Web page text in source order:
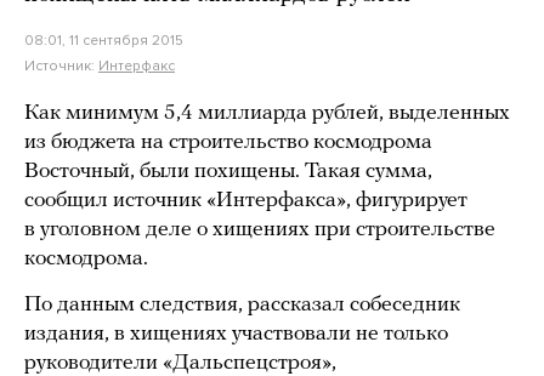
08:01, 11 сентября 2015
Источник: Интерфакс
Как минимум 5,4 миллиарда рублей, выделенных
из бюджета на строительство космодрома
Восточный, были похищены. Такая сумма,
сообщил источник «Интерфакса», фигурирует
в уголовном деле о хищениях при строительстве
космодрома.
По данным следствия, рассказал собеседник
издания, в хищениях участвовали не только
руководители «Дальспецстроя»,